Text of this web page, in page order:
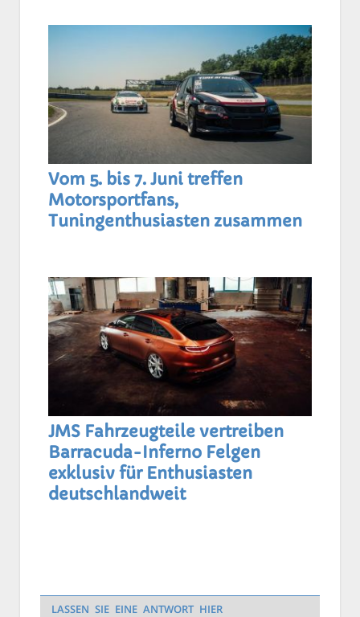
Vom 5. bis 7. Juni treffen
Motorsportfans,
Tuningenthusiasten zusammen
JMS Fahrzeugteile vertreiben
Barracuda-Inferno Felgen
exklusiv für Enthusiasten
deutschlandweit
LASSEN SIE EINE ANTWORT HIER